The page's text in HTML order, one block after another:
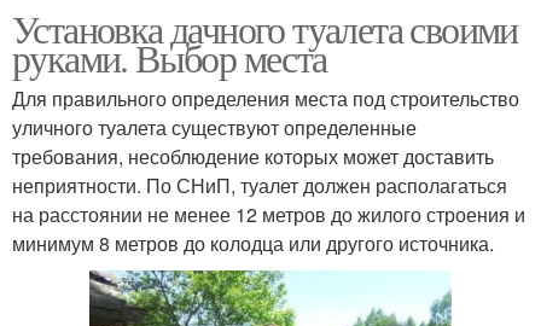
Установка дачного туалета своими
руками. Выбор места
Для правильного определения места под строительство
уличного туалета существуют определенные
требования, несоблюдение которых может доставить
неприятности. По СНиП, туалет должен располагаться
на расстоянии не менее 12 метров до жилого строения и
минимум 8 метров до колодца или другого источника.